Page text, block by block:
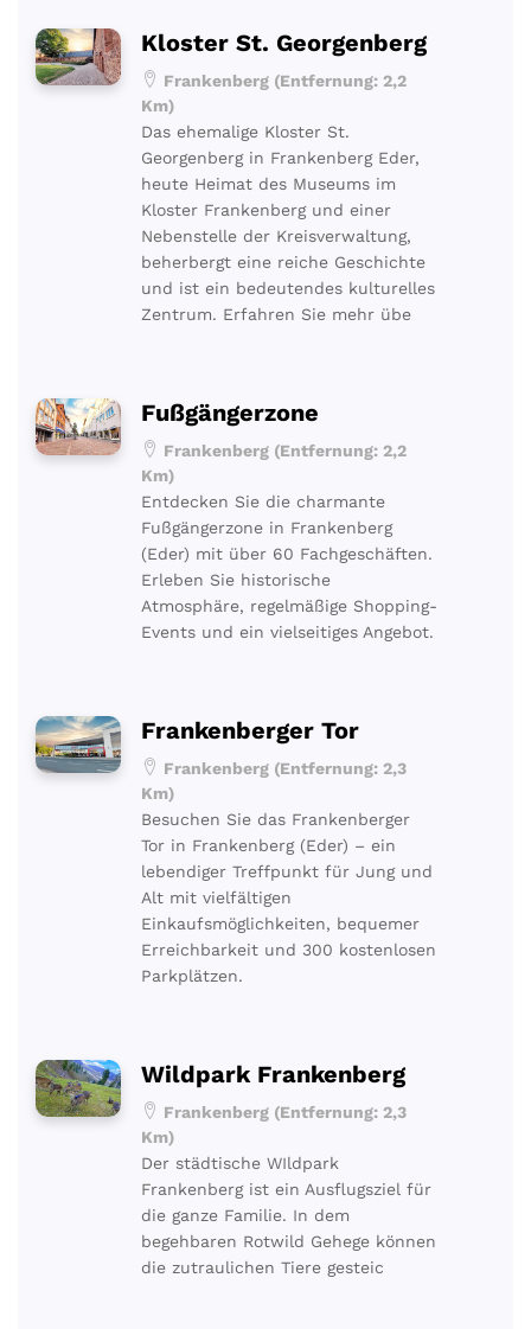
Kloster St. Georgenberg
Frankenberg (Entfernung: 2,2
Km)
Das ehemalige Kloster St.
Georgenberg in Frankenberg Eder,
heute Heimat des Museums im
Kloster Frankenberg und einer
Nebenstelle der Kreisverwaltung,
beherbergt eine reiche Geschichte
und ist ein bedeutendes kulturelles
Zentrum. Erfahren Sie mehr übe
Fußgängerzone
Frankenberg (Entfernung: 2,2
Km)
Entdecken Sie die charmante
Fußgängerzone in Frankenberg
(Eder) mit über 60 Fachgeschäften.
Erleben Sie historische
Atmosphäre, regelmäßige Shopping-
Events und ein vielseitiges Angebot.
Frankenberger Tor
Frankenberg (Entfernung: 2,3
Km)
Besuchen Sie das Frankenberger
Tor in Frankenberg (Eder) – ein
lebendiger Treffpunkt für Jung und
Alt mit vielfältigen
Einkaufsmöglichkeiten, bequemer
Erreichbarkeit und 300 kostenlosen
Parkplätzen.
Wildpark Frankenberg
Frankenberg (Entfernung: 2,3
Km)
Der städtische WIldpark
Frankenberg ist ein Ausflugsziel für
die ganze Familie. In dem
begehbaren Rotwild Gehege können
die zutraulichen Tiere gesteic